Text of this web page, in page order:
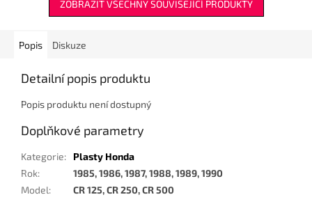
ZOBRAZIT VŠECHNY SOUVISEJÍCÍ PRODUKTY
Popis Diskuze
Detailní popis produktu
Popis produktu není dostupný
Doplňkové parametry
Kategorie:
Plasty Honda
Rok:
1985, 1986, 1987, 1988, 1989, 1990
Model: CR 125, CR 250, CR 500